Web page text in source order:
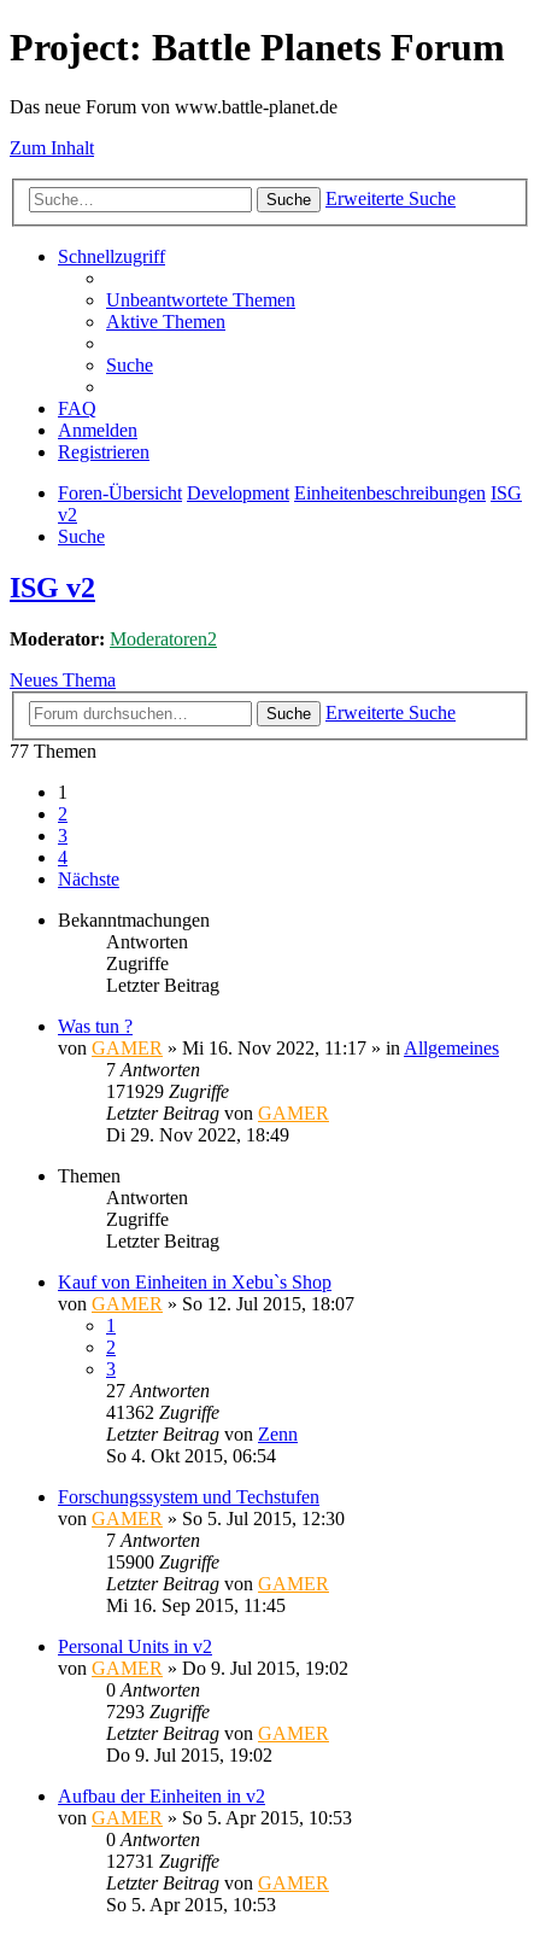
Project: Battle Planets Forum
Das neue Forum von www.battle-planet.de
Zum Inhalt
Suche Erweiterte Suche
Schnellzugriff
Unbeantwortete Themen
Aktive Themen
Suche
FAQ
Anmelden
Registrieren
Foren-Übersicht Development Einheitenbeschreibungen ISG
v2
Suche
ISG v2
Moderator: Moderatoren2
Neues Thema
Suche
Erweiterte Suche
77 Themen
1
2
3
4
Nächste
Bekanntmachungen
Antworten
Zugriffe
Letzter Beitrag
Was tun ?
von GAMER » Mi 16. Nov 2022, 11:17 » in Allgemeines
7 Antworten
171929 Zugriffe
Letzter Beitrag von GAMER
Di 29. Nov 2022, 18:49
Themen
Antworten
Zugriffe
Letzter Beitrag
Kauf von Einheiten in Xebu`s Shop
von GAMER » So 12. Jul 2015, 18:07
1
2
3
27 Antworten
41362 Zugriffe
Letzter Beitrag von Zenn
So 4. Okt 2015, 06:54
Forschungssystem und Techstufen
von GAMER » So 5. Jul 2015, 12:30
7 Antworten
15900 Zugriffe
Letzter Beitrag von GAMER
Mi 16. Sep 2015, 11:45
Personal Units in v2
von GAMER » Do 9. Jul 2015, 19:02
0 Antworten
7293 Zugriffe
Letzter Beitrag von GAMER
Do 9. Jul 2015, 19:02
Aufbau der Einheiten in v2
von GAMER » So 5. Apr 2015, 10:53
0 Antworten
12731 Zugriffe
Letzter Beitrag von GAMER
So 5. Apr 2015, 10:53